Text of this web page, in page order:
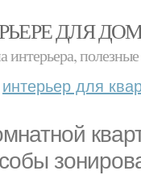
ДЛЯ
интерьер для